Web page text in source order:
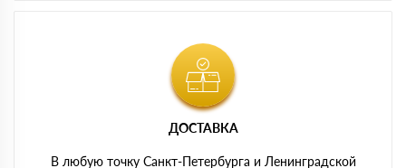
ДОСТАВКА
В любую точку Санкт-Петербурга и Ленинградской